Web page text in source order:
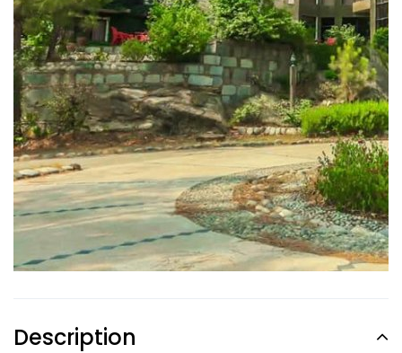
Description